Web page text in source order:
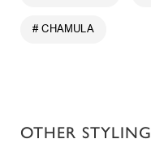
# CHAMULA
OTHER STYLING